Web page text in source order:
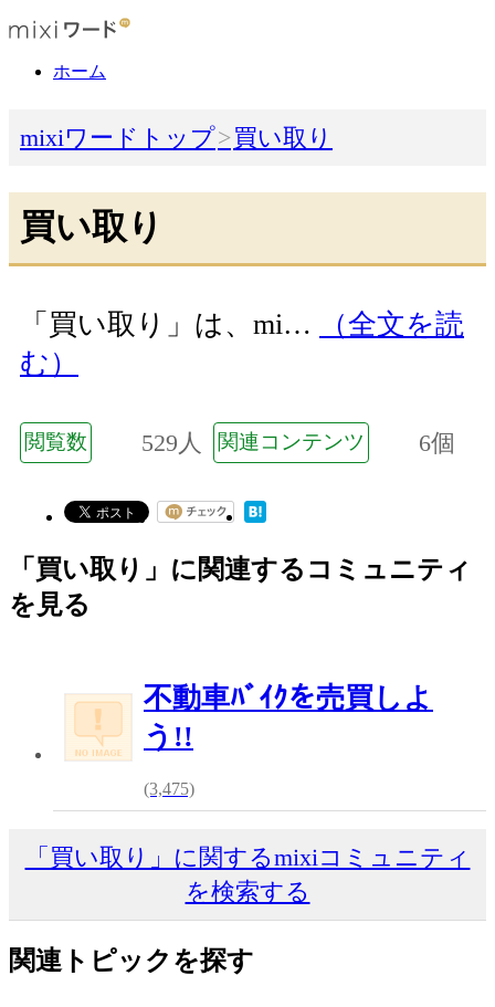
ホーム
mixiワードトップ 買い取り
買い取り
「買い取り」は、mi…
（全文を読
む）
閲覧数 529人 関連コンテンツ 6個
「買い取り」に関連するコミュニティ
を見る
不動車ﾊﾞｲｸを売買しよ
う!!
(3,475)
「買い取り」に関するmixiコミュニティ
を検索する
関連トピックを探す